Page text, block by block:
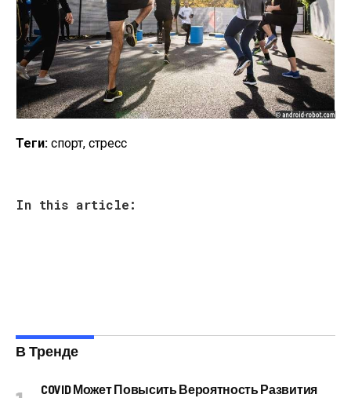
Теги: спорт, стресс
In this article:
В Тренде
COVID Может Повысить Вероятность Развития